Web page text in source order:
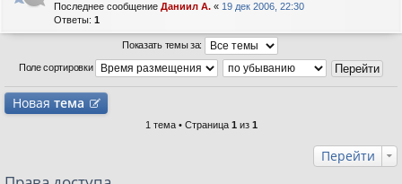
Последнее сообщение Даниил А. « 19 дек 2006, 22:30
Ответы: 1
Показать темы за:
Поле сортировки
Новая тема
1 тема • Страница 1 из 1
Перейти